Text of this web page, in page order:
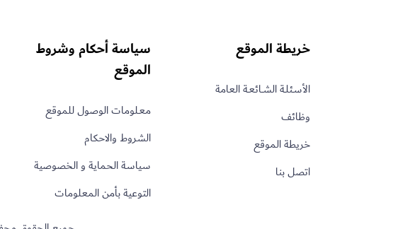
خريطة الموقع
الأسـئلـة الشــائعـة العامة
وظائف
خريطة الموقع
اتصل بنا
سياسة أحكام وشروط
الموقع
معـلومات الوصول للموقع
الشروط والاحكام
سياسة الحماية و الخصوصية
التوعية بأمن المعلومات